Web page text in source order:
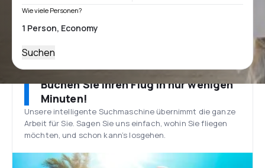
Wie viele Personen?
Suchen
Buchen Sie Ihren Flug in nur wenigen
Minuten!
Unsere intelligente Suchmaschine übernimmt die ganze
Arbeit für Sie. Sagen Sie uns einfach, wohin Sie fliegen
möchten, und schon kann’s losgehen.